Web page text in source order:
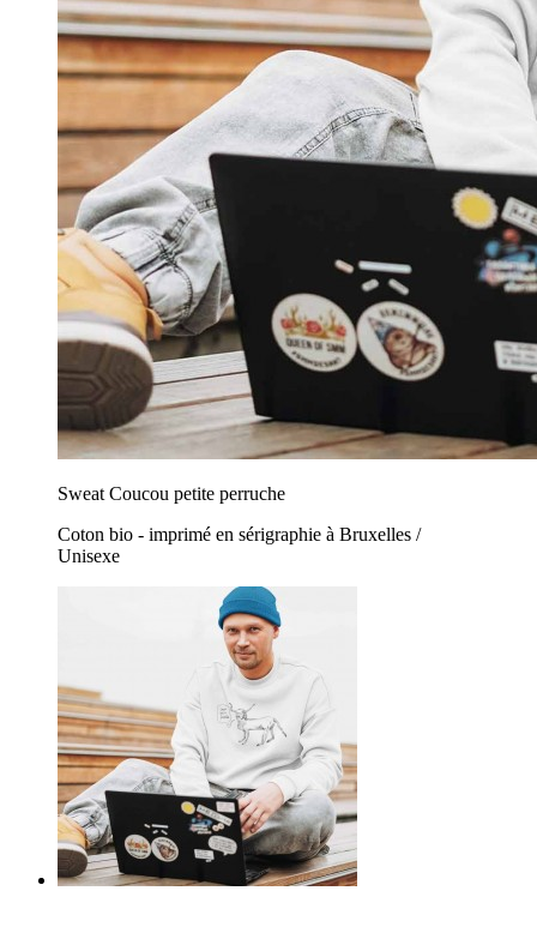
Sweat Coucou petite perruche
Coton bio - imprimé en sérigraphie à Bruxelles /
Unisexe